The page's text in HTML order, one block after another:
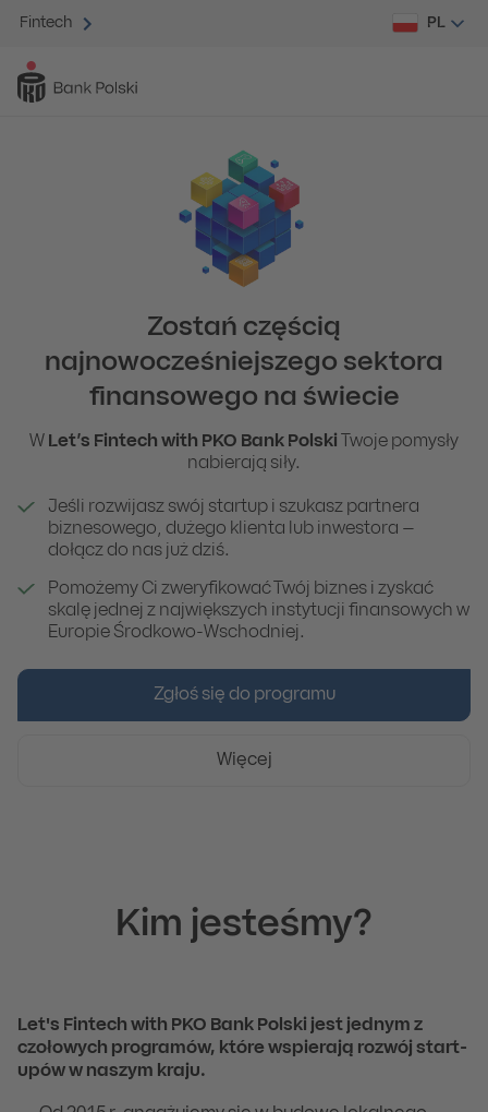
Fintech PL
Zostań częścią
najnowocześniejszego sektora
finansowego na świecie
W Let’s Fintech with PKO Bank Polski
Twoje pomysły
nabierają siły.
Jeśli rozwijasz swój startup i szukasz partnera
biznesowego, dużego klienta lub inwestora –
dołącz do nas już dziś.
Pomożemy Ci zweryfikować Twój biznes i zyskać
skalę jednej z największych instytucji finansowych w
Europie Środkowo-Wschodniej.
Zgłoś się do programu
Więcej
Kim jesteśmy?
Let's Fintech with PKO Bank Polski jest jednym z
czołowych programów, które wspierają rozwój start-
upów w naszym kraju.